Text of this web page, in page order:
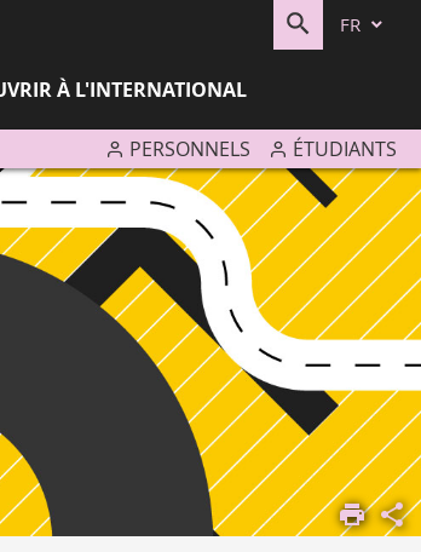
FR
À L'INTERNATIONAL
PERSONNELS ÉTUDIANTS